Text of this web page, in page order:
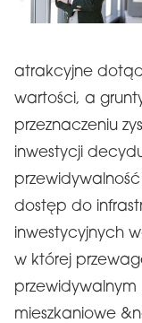
atrakcyjne
wartości, a
przeznaczeniu
inwestycji
dostęp do
inwestycyjnych
w której
mieszkaniowe